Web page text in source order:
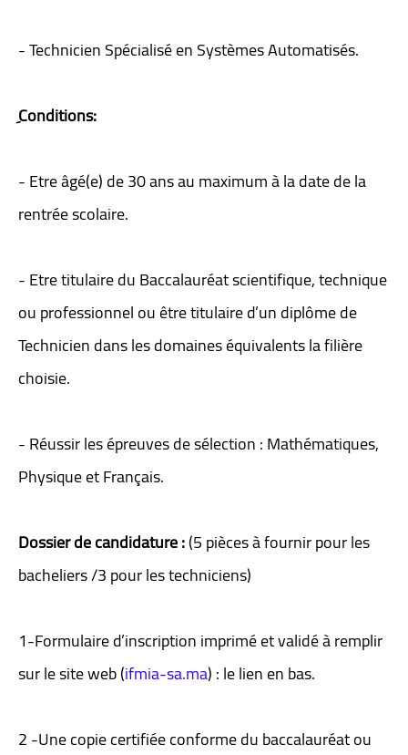
- Technicien Spécialisé en Systèmes Automatisés.
ِConditions:
- Etre âgé(e) de 30 ans au maximum à la date de la
rentrée scolaire.
- Etre titulaire du Baccalauréat scientifique, technique
ou professionnel ou être titulaire d’un diplôme de
Technicien dans les domaines équivalents la filière
choisie.
- Réussir les épreuves de sélection : Mathématiques,
Physique et Français.
Dossier de candidature :(5 pièces à fournir pour les
bacheliers /3 pour les techniciens)
1-Formulaire d’inscription imprimé et validé à remplir
sur le site web (ifmia-sa.ma) : le lien en bas.
2 -Une copie certifiée conforme du baccalauréat ou